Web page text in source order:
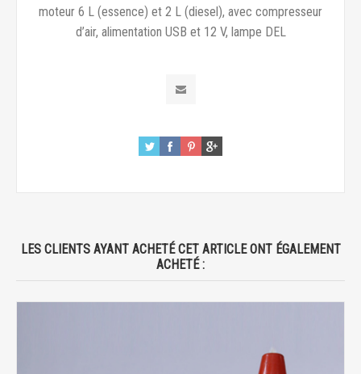
moteur 6 L (essence) et 2 L (diesel), avec compresseur
d’air, alimentation USB et 12 V, lampe DEL
LES CLIENTS AYANT ACHETÉ CET ARTICLE ONT ÉGALEMENT
ACHETÉ :